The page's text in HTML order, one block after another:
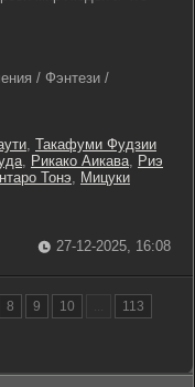
/ Фэнтези /
, Такафуми Фудзии
, Рикако Аикава, Риэ
Тонэ, Мицуки
27-12-2025, 16:08
8 9 10 ...
113